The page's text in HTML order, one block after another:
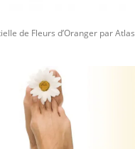
de Fleurs d’Oranger par Atlas